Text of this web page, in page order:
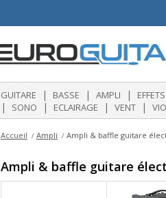
GUITARE | BASSE | AMPLI | EFFETS
| SONO | ECLAIRAGE | VENT |
Accueil Ampli Ampli & baffle guitare
Ampli & baffle guitare